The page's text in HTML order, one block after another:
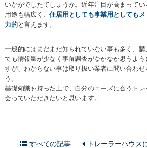
いかがでしたでしょうか。近年注目が高まってい
用途も幅広く、 住居用としても事業用としても
力的と言えます。
一般的にはまだまだ知られていない事も多く、購
ても情報量が少なく事前調査がなかなか思うよ
すが、わからない事は取り扱い業者に問い合わせ
う。
基礎知識を持った上で、自分のニーズに合うトレ
会っていただきたいと思います。
すべての記事 トレーラーハウス